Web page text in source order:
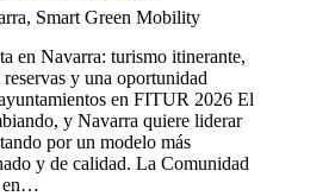
, Smart Green Mobility
en Navarra: turismo itinerante,
y una oportunidad
en FITUR 2026 El
y Navarra quiere liderar
por un modelo más
y de calidad. La Comunidad
en…